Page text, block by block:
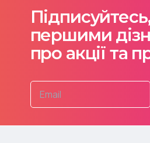
першими
про акції та